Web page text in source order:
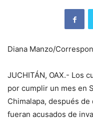
Diana Manzo/
JUCHITÁN, OAX.- Los
por cumplir un mes en
Chimalapa, después
fueran acusados de